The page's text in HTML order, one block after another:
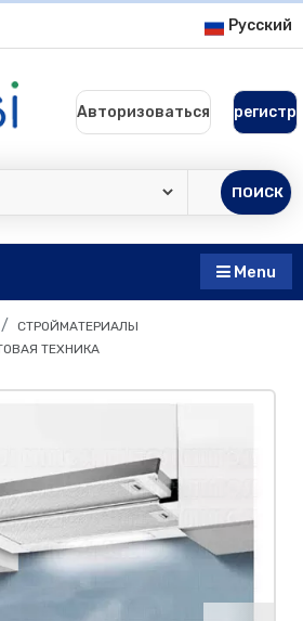
Русский
ПОИСК
Авторизоваться регистр
Menu
СТРОЙМАТЕРИАЛЫ
ТЕХНИКА